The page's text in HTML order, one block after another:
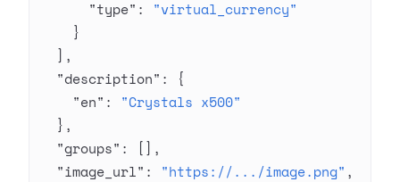
      "type"
: "virtual_currency"
    }
  ],
  "description"
: {
    "en"
: "Crystals x500"
  },
  "groups"
: [],
  "image_url"
: "https://.../image.png" ,